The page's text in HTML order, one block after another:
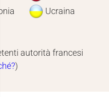
Ucraina
autorità francesi
)